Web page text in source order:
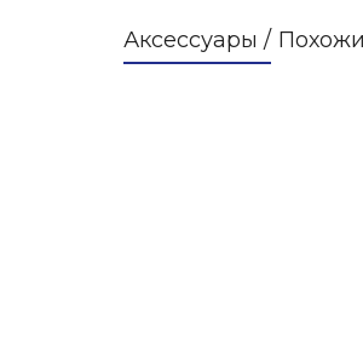
Аксессуары /